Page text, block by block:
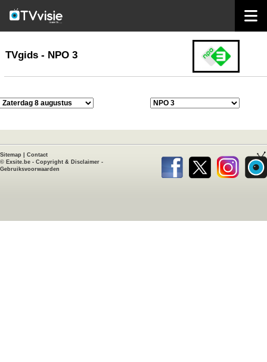
TVgids
TVgids - NPO 3
Sitemap
Contact
© Exsite.be - Copyright & Disclaimer -
Gebruiksvoorwaarden